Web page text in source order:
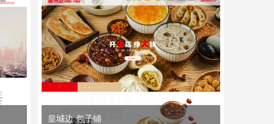
皇城边 包子铺